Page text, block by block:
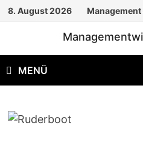
Zum
8. August 2026
MENÜ